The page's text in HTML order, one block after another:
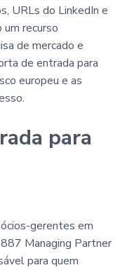
URLs do LinkedIn e
recurso
de mercado e
de entrada para
europeu e as
para
gerentes em
Managing Partner
para quem